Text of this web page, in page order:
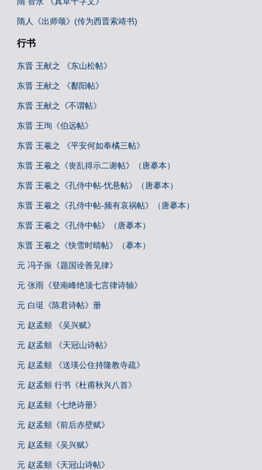
隋人《出师颂》(传为西晋索靖书)
行书
东晋 王献之 《东山松帖》
东晋 王献之 《鄱阳帖》
东晋 王献之《不谓帖》
东晋 王珣《伯远帖》
东晋 王羲之 《平安何如奉橘三帖》
东晋 王羲之《丧乱得示二谢帖》（唐摹本）
东晋 王羲之《孔侍中帖-忧悬帖》（唐摹本）
东晋 王羲之《孔侍中帖-频有哀祸帖》（唐摹本）
东晋 王羲之《孔侍中帖》（唐摹本）
东晋 王羲之《快雪时晴帖》（摹本）
元 冯子振《题国诠善见律》
元 张雨《登南峰绝顶七言律诗轴》
元 白珽《陈君诗帖》册
元 赵孟頫 《吴兴赋》
元 赵孟頫 《天冠山诗帖》
元 赵孟頫 《送瑛公住持隆教寺疏》
元 赵孟頫 行书《杜甫秋兴八首》
元 赵孟頫《七绝诗册》
元 赵孟頫《前后赤壁赋》
元 赵孟頫《吴兴赋》
元 赵孟頫《天冠山诗帖》